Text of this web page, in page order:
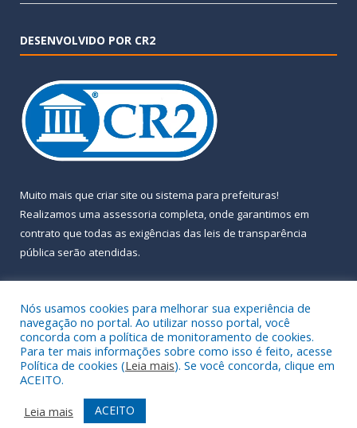
DESENVOLVIDO POR CR2
Muito mais que criar site ou sistema para prefeituras!
Realizamos uma assessoria completa, onde garantimos em
contrato que todas as exigências das leis de transparência
pública serão atendidas.
Todos os direitos reservados a Prefeitura Municipal de Almeirim.
Mapa do Site
Acessar Área Administrativa
Acessar Webmail
Nós usamos cookies para melhorar sua experiência de
navegação no portal. Ao utilizar nosso portal, você
concorda com a política de monitoramento de cookies.
Para ter mais informações sobre como isso é feito, acesse
Política de cookies (Leia mais). Se você concorda, clique em
ACEITO.
Leia mais
ACEITO